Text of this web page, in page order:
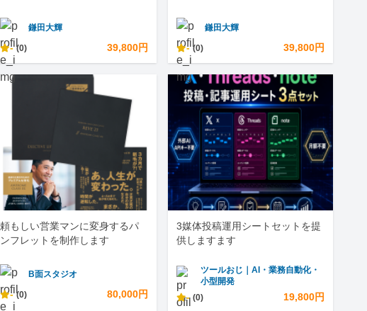
鎌田大輝
- (0) 39,800円
鎌田大輝
- (0) 39,800円
頼もしい営業マンに変身するパ
ンフレットを制作します
B面スタジオ
- (0) 80,000円
3媒体投稿運用シートセットを提
供しますます
ツールおじ｜AI・業務自動化・
小型開発
- (0) 19,800円